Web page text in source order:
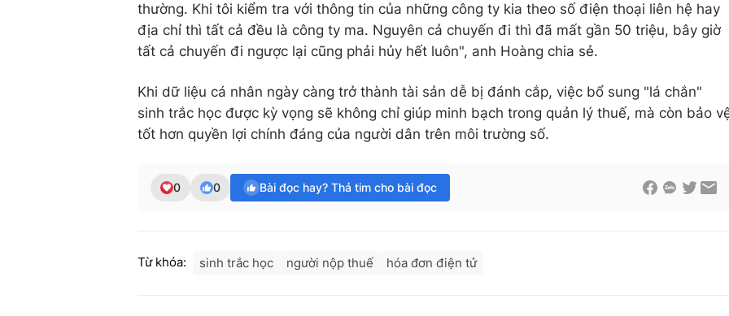
thường. Khi tôi kiểm tra với thông tin của những công ty kia theo số điện thoại liên hệ hay
địa chỉ thì tất cả đều là công ty ma. Nguyên cả chuyến đi thì đã mất gần 50 triệu, bây giờ
tất cả chuyến đi ngược lại cũng phải hủy hết luôn", anh Hoàng chia sẻ.
Khi dữ liệu cá nhân ngày càng trở thành tài sản dễ bị đánh cắp, việc bổ sung "lá chắn"
sinh trắc học được kỳ vọng sẽ không chỉ giúp minh bạch trong quản lý thuế, mà còn bảo
tốt hơn quyền lợi chính đáng của người dân trên môi trường số.
0 0 Bài đọc hay? Thả tim cho bài đọc
Từ khóa: sinh trắc học người nộp thuế hóa đơn điện tử